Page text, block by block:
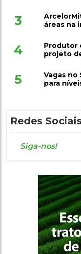
3
áreas na
4
Produtor
projeto
5
Vagas no
para
Redes Sociais
Siga-nos!